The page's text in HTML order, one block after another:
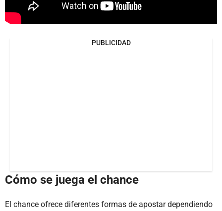
PUBLICIDAD
Cómo se juega el chance
El chance ofrece diferentes formas de apostar dependiendo